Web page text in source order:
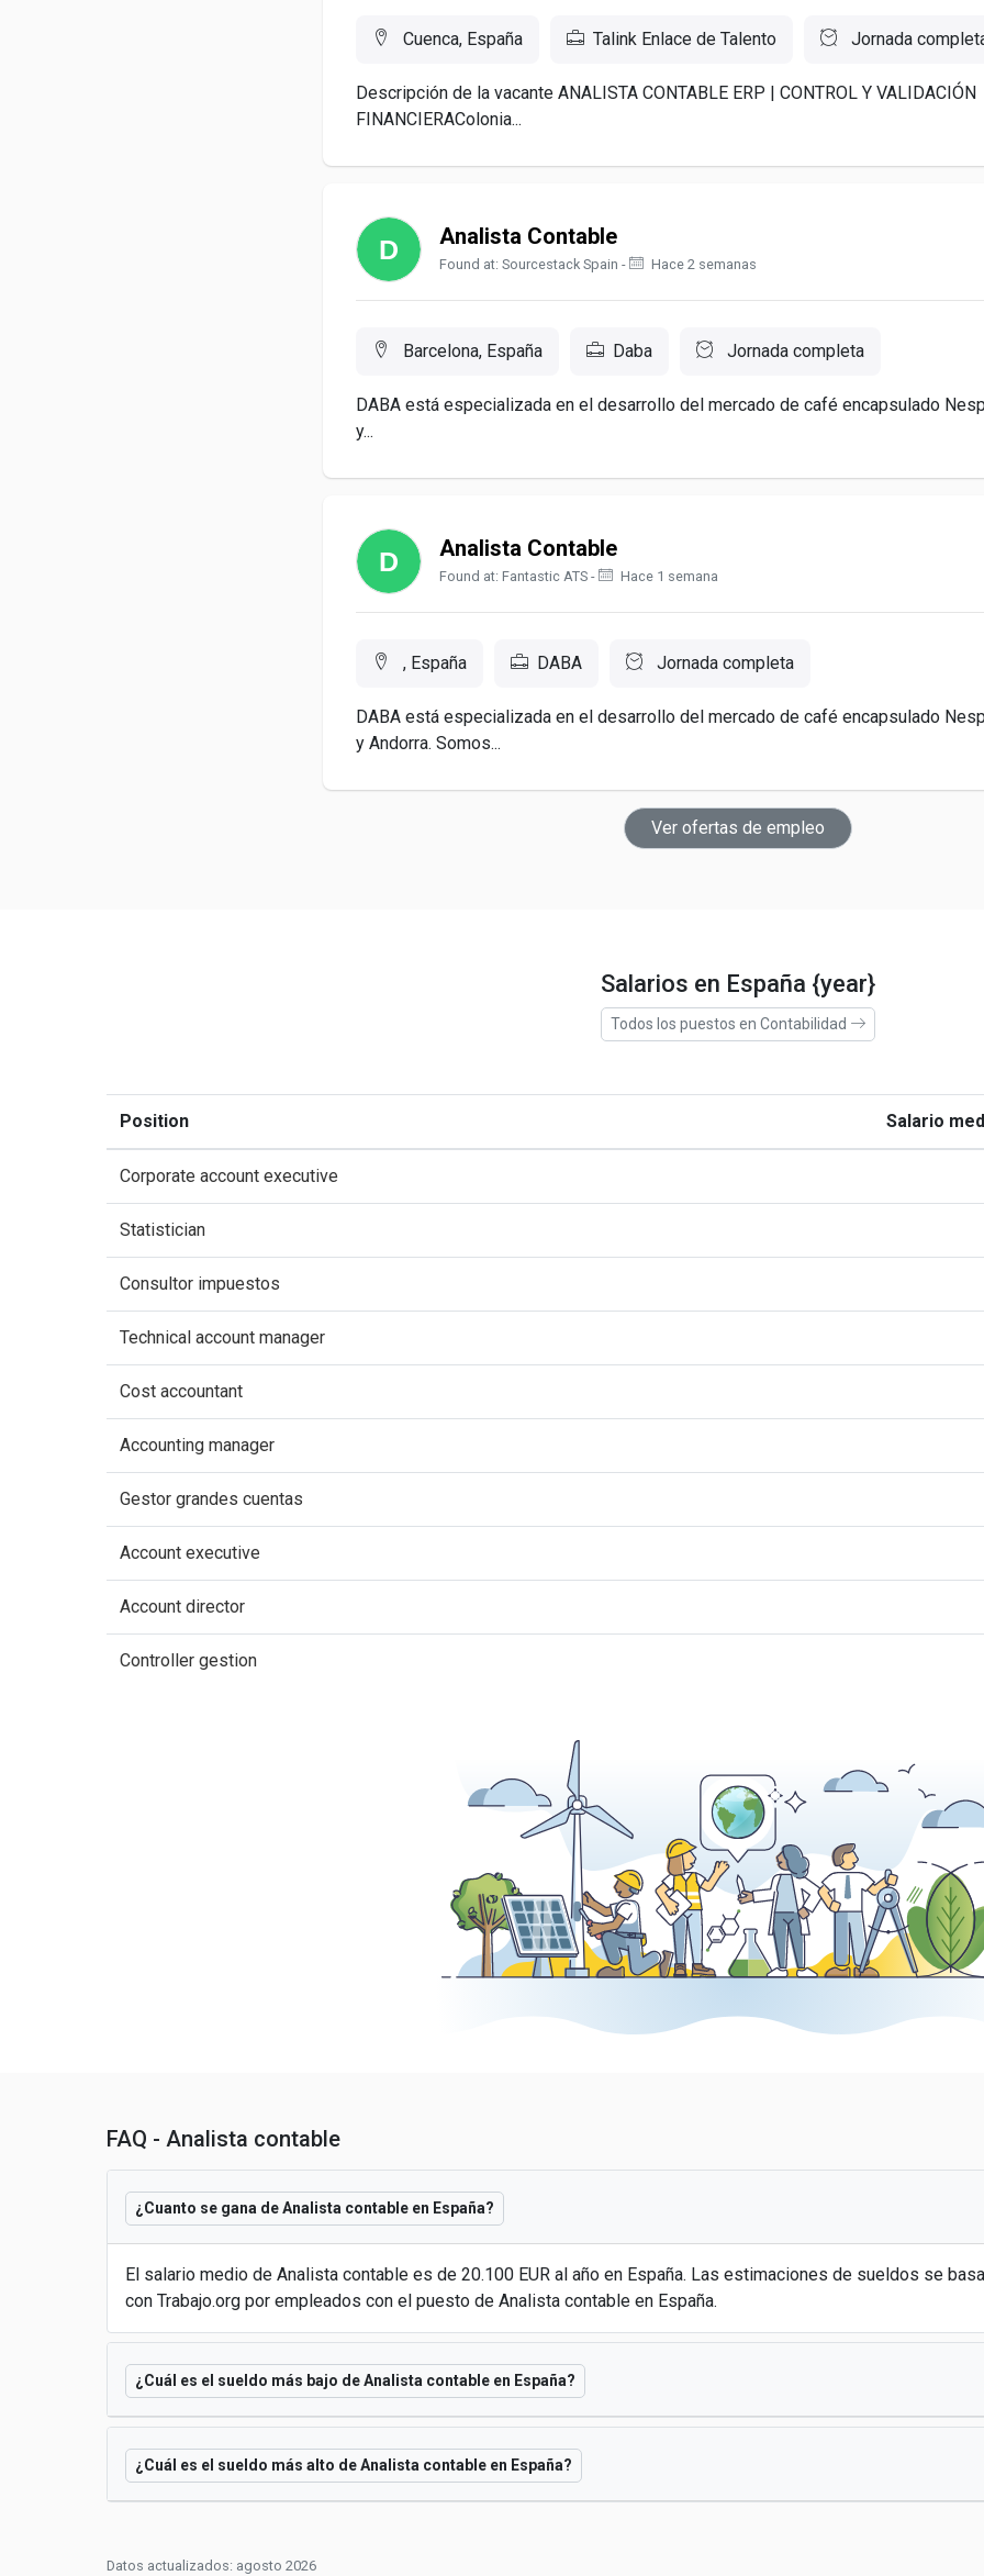
Cuenca, España Talink Enlace de Talento Jornada
Descripción de la vacante ANALISTA CONTABLE ERP | CONTROL Y VALIDACIÓN
FINANCIERAColonia...
Analista Contable
Found at: Sourcestack Spain - Hace 2 semanas
Barcelona, España Daba Jornada completa
DABA está especializada en el desarrollo del mercado de café encapsulado
y...
Analista Contable
Found at: Fantastic ATS - Hace 1 semana
, España DABA Jornada completa
DABA está especializada en el desarrollo del mercado de café encapsulado
y Andorra. Somos...
Ver ofertas de empleo
Salarios en España {year}
Todos los puestos en Contabilidad
Position Salario
Corporate account executive
Statistician
Consultor impuestos
Technical account manager
Cost accountant
Accounting manager
Gestor grandes cuentas
Account executive
Account director
Controller gestion
FAQ - Analista contable
¿Cuanto se gana de Analista contable en España?
El salario medio de Analista contable es de 20.100 EUR al año en España. Las estimaciones de sueldos se
con Trabajo.org por empleados con el puesto de Analista contable en España.
¿Cuál es el sueldo más bajo de Analista contable en España?
¿Cuál es el sueldo más alto de Analista contable en España?
Datos actualizados: agosto 2026